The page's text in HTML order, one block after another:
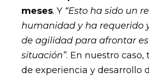
meses. Y “Esto ha sido un
humanidad y ha requerido
de agilidad para afrontar
situación”. En nuestro caso,
de experiencia y desarrollo